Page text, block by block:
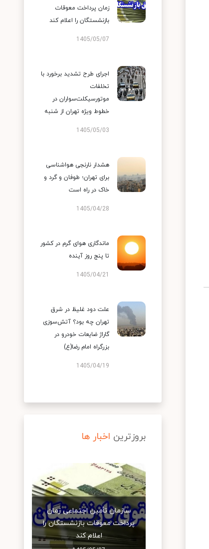
زمان پرداخت معوقات
بازنشستگان را اعلام کند
1405/05/07
اجرای طرح تشدید برخورد با
تخلفات
موتورسیکلت‌سواران در
خطوط ویژه تهران از شنبه
1405/05/03
هشدار نارنجی هواشناسی
برای تهران؛ طوفان و گرد و
خاک در راه است
1405/04/28
ماندگاری هوای گرم در کشور
تا پنج روز آینده
1405/04/21
علت دود غلیظ در شرق
تهران چه بود؟ آتش‌سوزی
گاراژ ضایعات خودرو در
بزرگراه امام رضا(ع)
1405/04/19
بروزترین اخبار ها
سازمان تأمین اجتماعی زمان
پرداخت معوقات بازنشستگان را
اعلام کند